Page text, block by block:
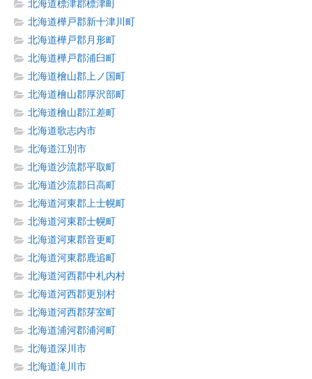
北海道標津郡標津町
北海道樺戸郡新十津川町
北海道樺戸郡月形町
北海道樺戸郡浦臼町
北海道檜山郡上ノ国町
北海道檜山郡厚沢部町
北海道檜山郡江差町
北海道歌志内市
北海道江別市
北海道沙流郡平取町
北海道沙流郡日高町
北海道河東郡上士幌町
北海道河東郡士幌町
北海道河東郡音更町
北海道河東郡鹿追町
北海道河西郡中札内村
北海道河西郡更別村
北海道河西郡芽室町
北海道浦河郡浦河町
北海道深川市
北海道滝川市